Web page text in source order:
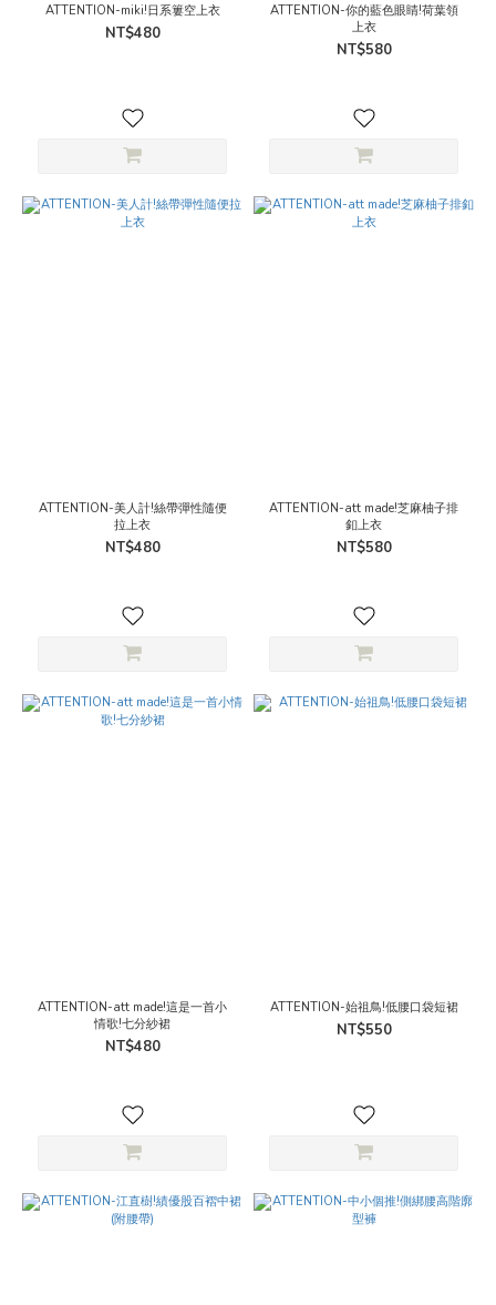
ATTENTION-miki!日系簍空上衣
NT$480
ATTENTION-你的藍色眼睛!荷葉領
上衣
NT$580
ATTENTION-美人計!絲帶彈性隨便
拉上衣
NT$480
ATTENTION-att made!芝麻柚子排
釦上衣
NT$580
ATTENTION-att made!這是一首小
情歌!七分紗裙
NT$480
ATTENTION-始祖鳥!低腰口袋短裙
NT$550